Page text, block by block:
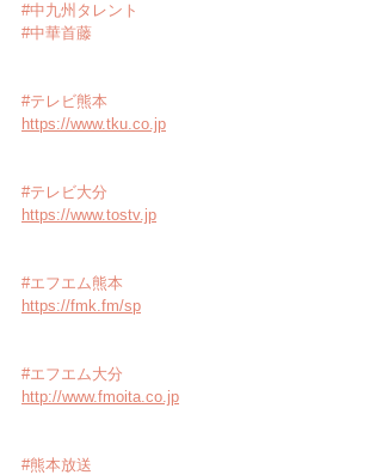
#中九州タレント
#中華首藤
#テレビ熊本
https://www.tku.co.jp
#テレビ大分
https://www.tostv.jp
#エフエム熊本
https://fmk.fm/sp
#エフエム大分
http://www.fmoita.co.jp
#熊本放送